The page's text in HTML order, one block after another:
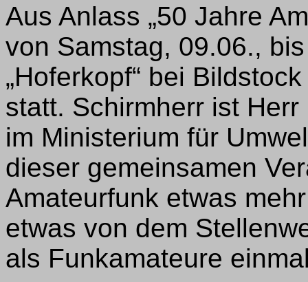
Aus Anlass „50 Jahre
von Samstag, 09.06.,
„Hoferkopf“ bei
statt. Schirmherr ist
im Ministerium für
dieser gemeinsamen
Amateurfunk etwas
etwas von dem
als Funkamateure